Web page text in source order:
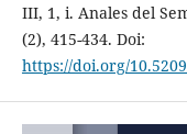
III, 1, i. Anales del
(2), 415-434. Doi:
https://doi.org/